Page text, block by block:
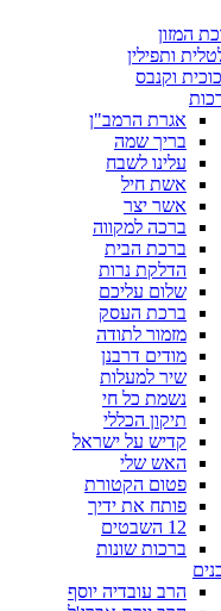
המזון
ותפילין
וקנבס
אגרת הרמב"ן
בריך שמה
עלינו לשבח
אשת חיל
אשר יצר
ברכה למקווה
ברכת הבית
הדלקת נרות
שלום עליכם
ברכת העסק
מזמור לתודה
מודים דרבנן
שיר למעלות
נשמת כל חי
תיקון הכללי
קדיש על ישראל
האש שלי
פטום הקטורת
פותח את ידיך
12 השבטים
ברכות שונות
הרב עובדיה יוסף